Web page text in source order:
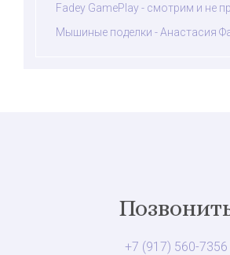
Fadey GamePlay - смотрим и не
Мышиные поделки - Анастасия
+7 (917) 560-7356